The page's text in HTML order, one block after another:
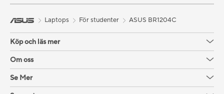
Laptops För studenter ASUS BR1204C
Köp och läs mer
Om oss
Se Mer